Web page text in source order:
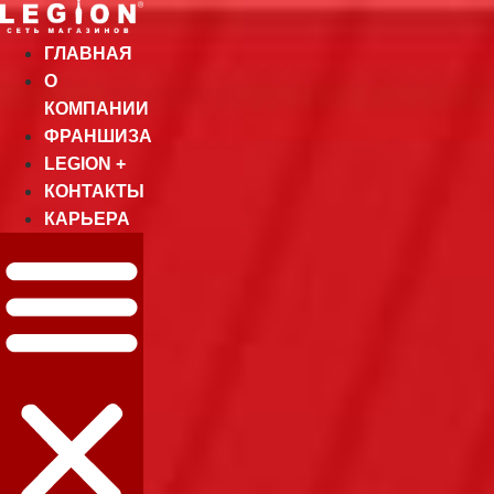
Перейти
к
содержимому
ГЛАВНАЯ
О
КОМПАНИИ
ФРАНШИЗА
LEGION +
КОНТАКТЫ
КАРЬЕРА